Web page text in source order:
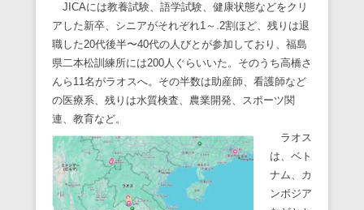
JICAには教養試験、語学試験、健康状態などをクリ
アした新卒、シニアがそれぞれ1～.2割ほど、残りは退
職した20代後半〜40代の人びとが参加しており、福島
県二本松訓練所には200人ぐらいいた。そのうち高橋さ
んら11名がラオスへ。その半数は助産師、看護師など
の医療系、残りは水質検査、農業開発、スポーツ関
連、教育など。
ラオス
は、ベト
ナム、カ
ンボジア